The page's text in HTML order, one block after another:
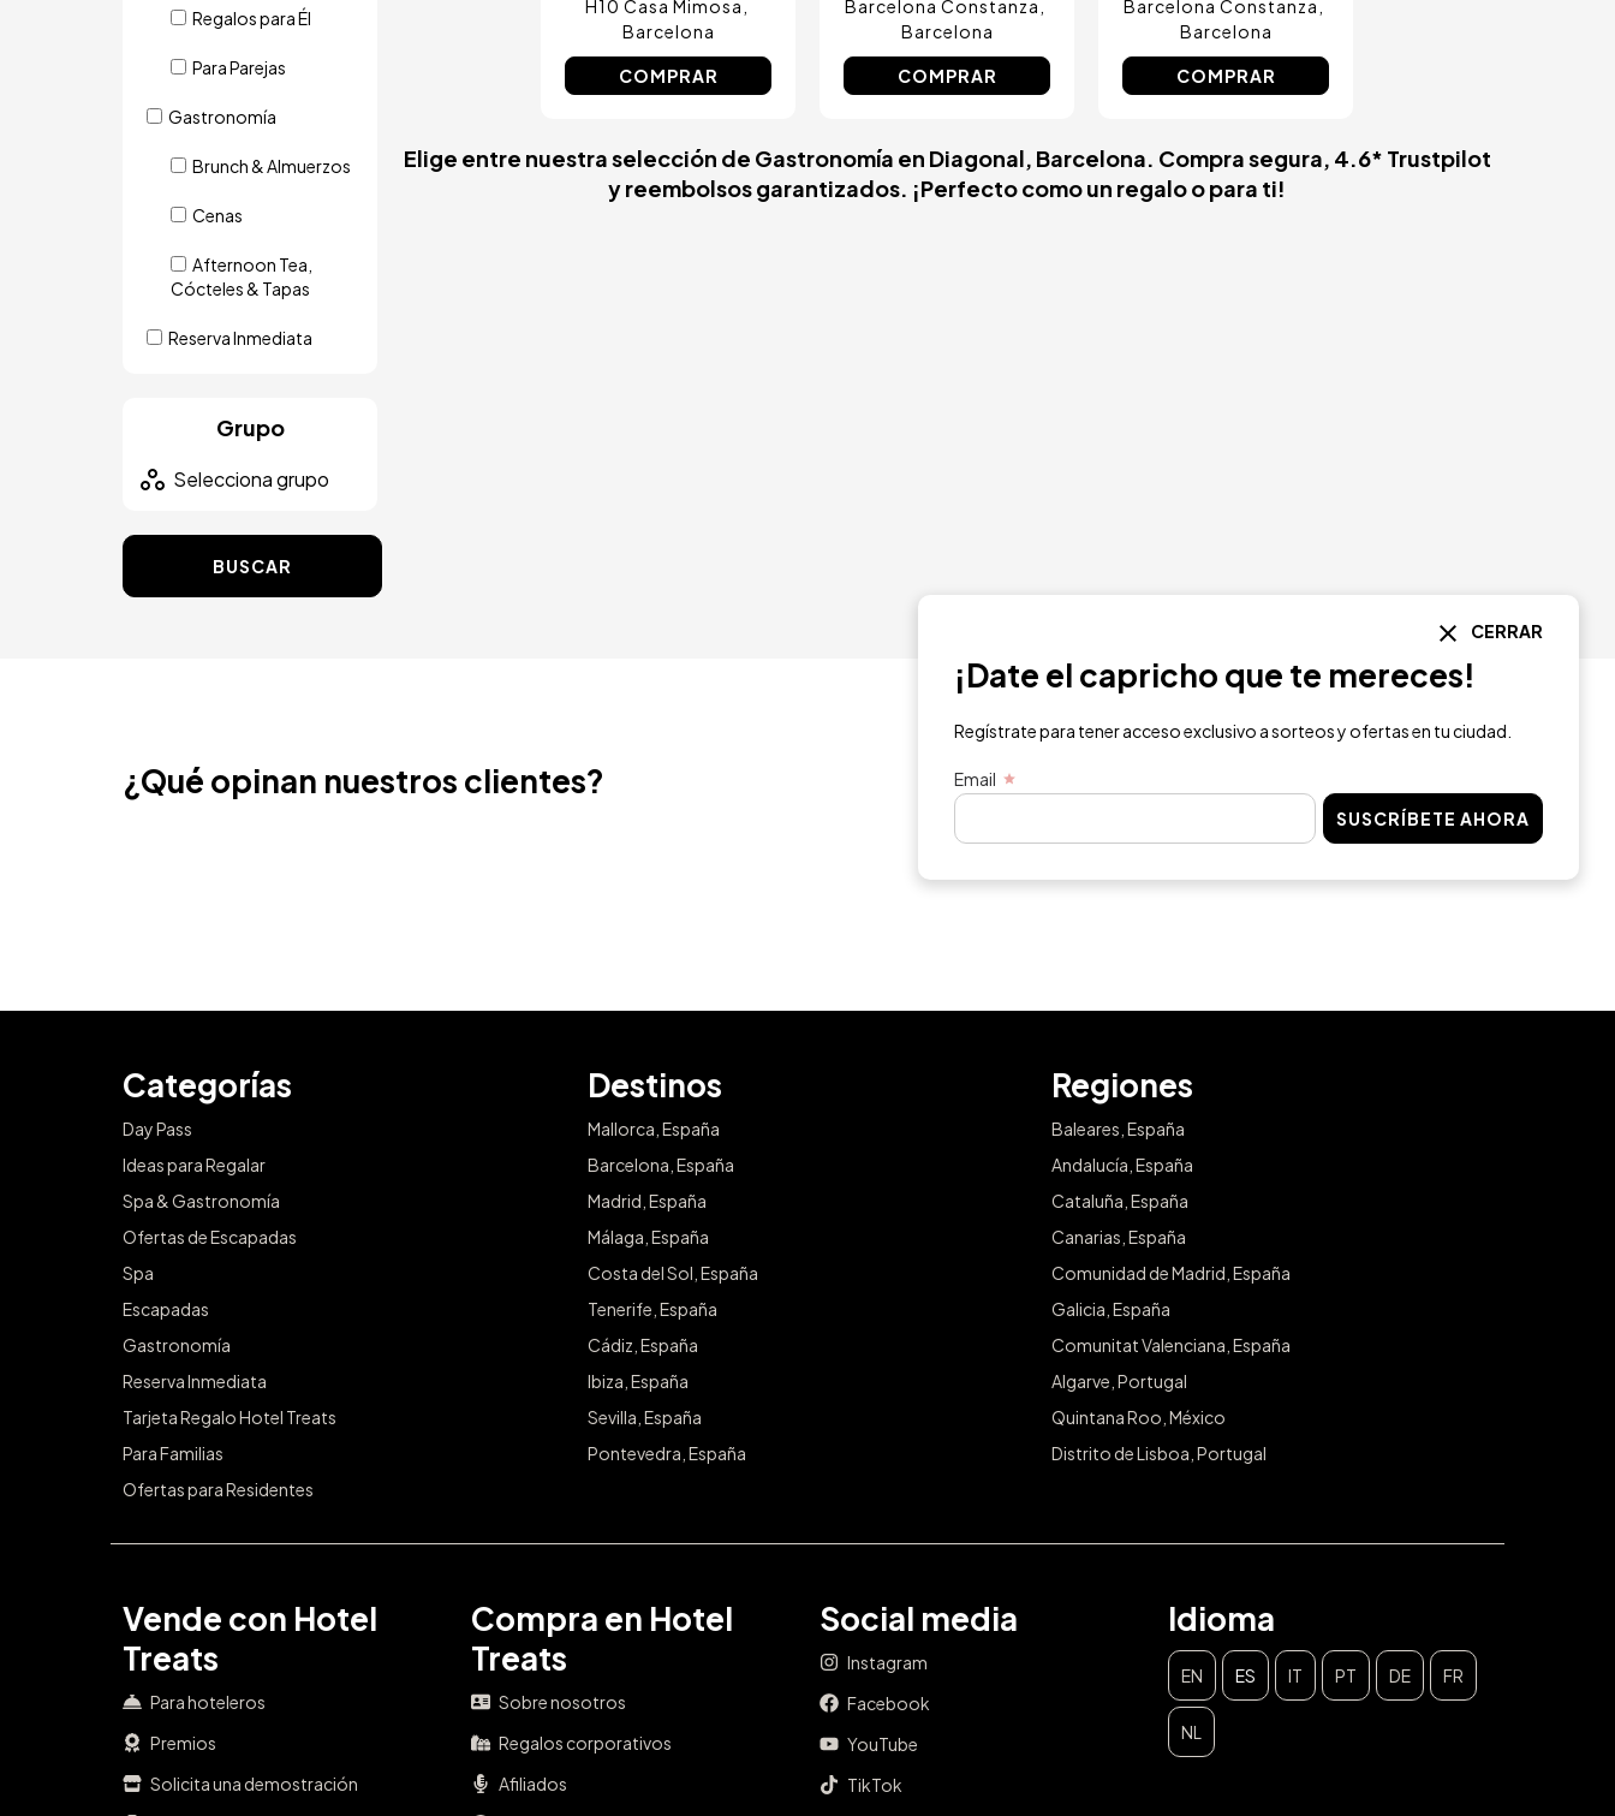
Regalos para Él
Para Parejas
Gastronomía
Brunch & Almuerzos
Cenas
Afternoon Tea,
Cócteles & Tapas
Reserva Inmediata
Grupo
BUSCAR
H10 Casa Mimosa
Barcelona
COMPRAR
Barcelona Constanza
Barcelona
COMPRAR
Barcelona Constanza
Barcelona
COMPRAR
Elige entre nuestra selección de Gastronomía en Diagonal, Barcelona. Compra segura, 4.6* Trustpilot
y reembolsos garantizados. ¡Perfecto como un regalo o para ti!
¿Qué opinan nuestros clientes?
Categorías
Day Pass
Ideas para Regalar
Spa & Gastronomía
Ofertas de Escapadas
Spa
Escapadas
Gastronomía
Reserva Inmediata
Tarjeta Regalo Hotel Treats
Para Familias
Ofertas para Residentes
Destinos
Mallorca, España
Barcelona, España
Madrid, España
Málaga, España
Costa del Sol, España
Tenerife, España
Cádiz, España
Ibiza, España
Sevilla, España
Pontevedra, España
Regiones
Baleares, España
Andalucía, España
Cataluña, España
Canarias, España
Comunidad de Madrid, España
Galicia, España
Comunitat Valenciana, España
Algarve, Portugal
Quintana Roo, México
Distrito de Lisboa, Portugal
Vende con Hotel
Treats
Para hoteleros
Premios
Solicita una demostración
Compra en Hotel
Treats
Sobre nosotros
Regalos corporativos
Afiliados
Social media
Instagram
Facebook
YouTube
TikTok
Idioma
EN ES IT PT DE FR
NL
CERRAR
¡Date el capricho que te mereces!
Regístrate para tener acceso exclusivo a sorteos y ofertas en tu ciudad.
Email
SUSCRÍBETE AHORA